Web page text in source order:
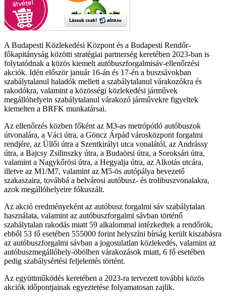
A Budapesti Közlekedési Központ és a Budapesti Rendőr-
főkapitányság közötti stratégiai partnerség keretében 2023-ban is
folytatódnak a közös kiemelt autóbuszforgalmisáv-ellenőrzési
akciók. Idén először január 16-án és 17-én a buszsávokban
szabálytalanul haladók mellett a szabálytalanul várakozókra és
rakodókra, valamint a közösségi közlekedési járművek
megállóhelyein szabálytalanul várakozó járművekre figyeltek
kiemelten a BRFK munkatársai.
Az ellenőrzés közben főként az M3-as metrópótló autóbuszok
útvonalára, a Váci útra, a Göncz Árpád városközpont forgalmi
rendjére, az Üllői útra a Szentkirályi utca vonalától, az Andrássy
útra, a Bajcsy Zsilinszky útra, a Budaörsi útra, a Soroksári útra,
valamint a Nagykőrösi útra, a Hegyalja útra, az Alkotás utcára,
illetve az M1/M7, valamint az M5-ös autópálya bevezető
szakaszaira, továbbá a belvárosi autóbusz- és trolibuszvonalakra,
azok megállóhelyeire fókuszált.
Az akció eredményeként az autóbusz forgalmi sáv szabálytalan
használata, valamint az autóbuszforgalmi sávban történő
szabálytalan rakodás miatt 59 alkalommal intézkedtek a rendőrök,
ebből 53 fő esetében 555000 forint helyszíni bírság került kiszabásra
az autóbuszforgalmi sávban a jogosulatlan közlekedés, valamint az
autóbuszmegállóhely-öbölben várakozások miatt, 6 fő esetében
pedig szabálysértési feljelentés történt.
Az együttműködés keretében a 2023-ra tervezett további közös
akciók időpontjainak egyeztetése folyamatosan zajlik.